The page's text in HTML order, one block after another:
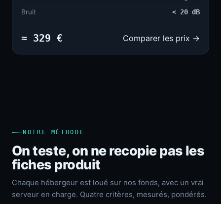
Bruit
< 20 dB
≈ 329 € Comparer les prix →
NOTRE MÉTHODE
On teste, on ne recopie pas les
fiches produit
Chaque hébergeur est loué sur nos fonds, avec un vrai
serveur en charge. Quatre critères, mesurés, pondérés.